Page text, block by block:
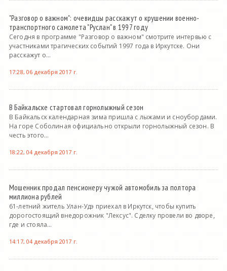
"Разговор о важном": очевидцы расскажут о крушении военно-
транспортного самолета "Руслан" в 1997 году
Сегодня в программе "Разговор о важном" смотрите интервью с
участниками трагических событий 1997 года в Иркутске. Они
расскажут о...
17:28, 06 декабря 2017 г.
В Байкальске стартовал горнолыжный сезон
В Байкальск календарная зима пришла с лыжами и сноубордами.
На горе Соболиная официально открыли горнолыжный сезон. В
честь этого...
18:22, 04 декабря 2017 г.
Мошенник продал пенсионеру чужой автомобиль за полтора
миллиона рублей
61-летний житель Улан-Удэ приехал в Иркутск, чтобы купить
дорогостоящий внедорожник "Лексус". Сделку провели во дворе,
где и стояла...
14:17, 04 декабря 2017 г.